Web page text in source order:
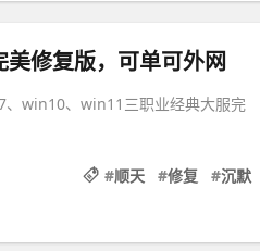
修复版，可单可外网
、win10、win11三职业经典大服完
#顺天 #修复 #沉默